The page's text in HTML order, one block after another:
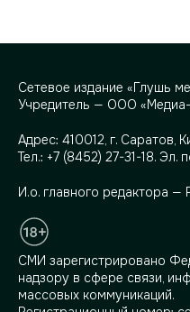
Сетевое издание «Глушь
Учредитель — ООО
Адрес: 410012, г. Саратов,
Тел.: +7 (8452) 27-31-18. Эл.
И.о. главного редактора
СМИ зарегистрировано
надзору в сфере связи,
массовых коммуникаций.